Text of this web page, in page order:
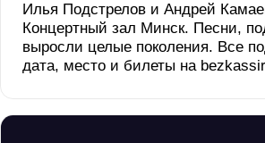
Илья Подстрелов и Андрей
Концертный зал Минск. Песни,
выросли целые поколения. Все
дата, место и билеты на